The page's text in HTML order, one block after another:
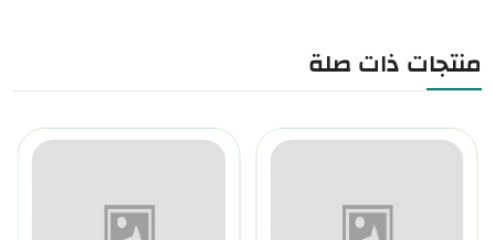
منتجات ذات صلة